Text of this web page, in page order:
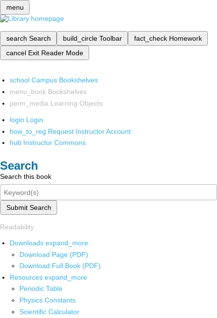
menu
search Search build_circle Toolbar fact_check Homework
cancel Exit Reader Mode
school Campus Bookshelves
menu_book Bookshelves
perm_media Learning Objects
login Login
how_to_reg Request Instructor Account
hub Instructor Commons
Search
Search this book
Submit Search
Readability
Downloads expand_more
Download Page (PDF)
Download Full Book (PDF)
Resources expand_more
Periodic Table
Physics Constants
Scientific Calculator